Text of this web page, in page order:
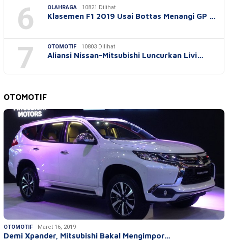
6 OLAHRAGA 10821 Dilihat
Klasemen F1 2019 Usai Bottas Menangi GP …
7 OTOMOTIF 10803 Dilihat
Aliansi Nissan-Mitsubishi Luncurkan Livi…
OTOMOTIF
OTOMOTIF Maret 16, 2019
Demi Xpander, Mitsubishi Bakal Mengimpor…